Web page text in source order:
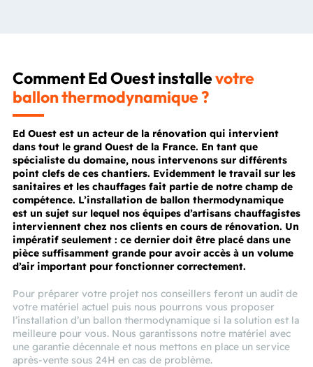
Comment Ed Ouest installevotre
ballon thermodynamique ?
Ed Ouest est un acteur de la rénovation qui intervient
dans tout le grand Ouest de la France. En tant que
spécialiste du domaine, nous intervenons sur différents
point clefs de ces chantiers. Evidemment le travail sur les
sanitaires et les chauffages fait partie de notre champ de
compétence. L’installation de ballon thermodynamique
est un sujet sur lequel nos équipes d’artisans chauffagistes
interviennent chez nos clients en cours de rénovation. Un
impératif seulement : ce dernier doit être placé dans une
pièce suffisamment grande pour avoir accès à un volume
d’air important pour fonctionner correctement.
Pour préparer votre projet nos conseillers feront un audit de
votre matériel actuel puis nous pourrons vous proposer
l’installation d’un ballon thermodynamique si la solution est la
meilleure pour vous. Nous garantissons notre matériel avec
une garantie décennale et nous mettons en place un service
après-vente sous 24H en cas de problème.